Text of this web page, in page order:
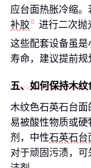
应台面热胀冷缩
补胶
进行二次抛
这些配套设备虽是
寿命，建议提前规
五、如何保持木纹
木纹色石英石台
易被酸性物质或
剂，中性石英石台
对于顽固污渍，